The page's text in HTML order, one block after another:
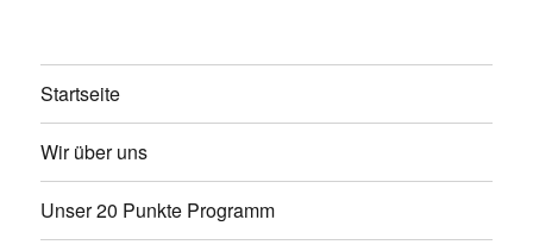
Startseite
Wir über uns
Unser 20 Punkte Programm